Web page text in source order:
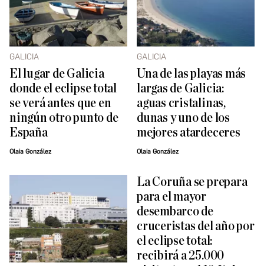
GALICIA
El lugar de Galicia
donde el eclipse total
se verá antes que en
ningún otro punto de
España
Olaia González
GALICIA
Una de las playas más
largas de Galicia:
aguas cristalinas,
dunas y uno de los
mejores atardeceres
Olaia González
La Coruña se prepara
para el mayor
desembarco de
cruceristas del año por
el eclipse total:
recibirá a 25.000